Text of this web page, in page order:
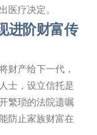
医疗决定。
进阶财富传
财产给下一代，
士，设立信托是
繁琐的法院遗嘱
防止家族财富在